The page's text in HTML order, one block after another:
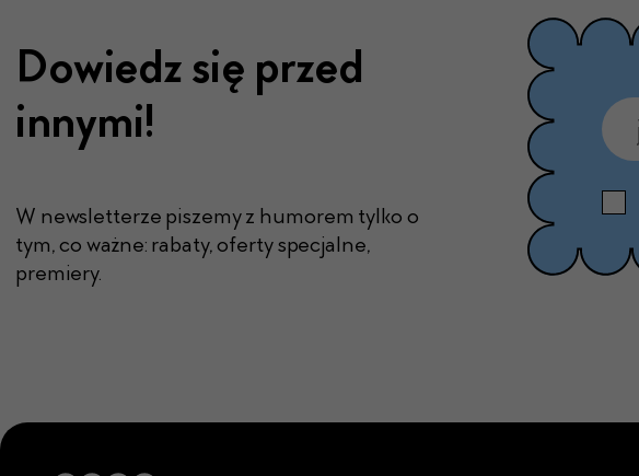
Dowiedz się przed
innymi!
W newsletterze piszemy z humorem tylko o
tym, co ważne: rabaty, oferty specjalne,
premiery.